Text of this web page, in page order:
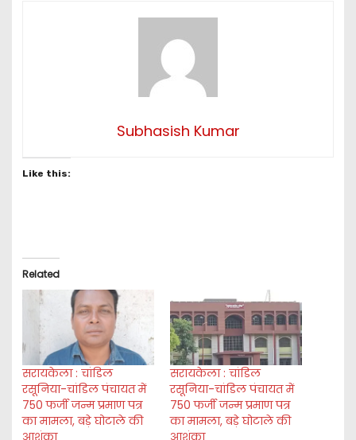
Subhasish Kumar
Like this:
Related
सरायकेला : चांडिल
रसूनिया-चांडिल पंचायत में
750 फर्जी जन्म प्रमाण पत्र
का मामला, बड़े घोटाले की
आशंका
सरायकेला : चांडिल
रसूनिया-चांडिल पंचायत में
750 फर्जी जन्म प्रमाण पत्र
का मामला, बड़े घोटाले की
आशंका